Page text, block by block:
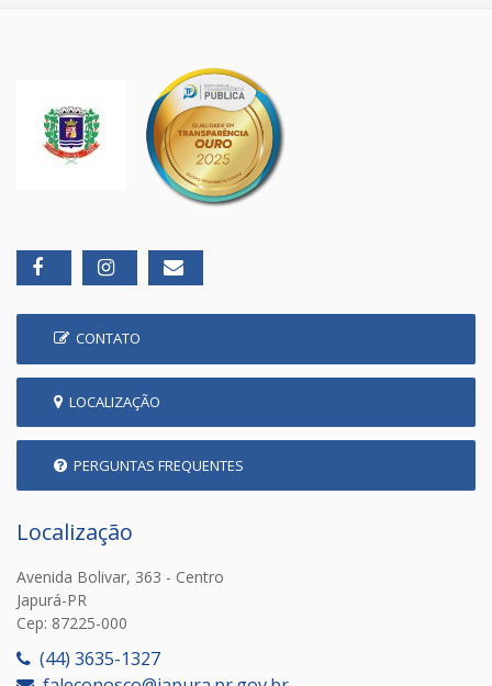
CONTATO
LOCALIZAÇÃO
PERGUNTAS FREQUENTES
Localização
Avenida Bolivar, 363 - Centro
Japurá-PR
Cep: 87225-000
(44) 3635-1327